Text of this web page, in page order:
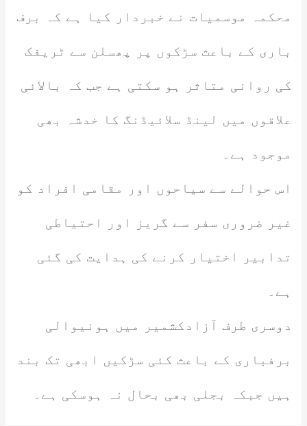
محکمہ موسمیات نے خبردار کیا ہے کہ برف
باری کے باعث سڑکوں پر پھسلن سے ٹریفک
کی روانی متاثر ہو سکتی ہے جب کہ بالائی
علاقوں میں لینڈ سلائیڈنگ کا خدشہ بھی
موجود ہے۔
اس حوالے سے سیاحوں اور مقامی افراد کو
غیر ضروری سفر سے گریز اور احتیاطی
تدابیر اختیار کرنے کی ہدایت کی گئی
ہے۔
دوسری طرف آزادکشمیر میں ہونیوالی
برفباری کے باعث کئی سڑکیں ابھی تک بند
ہیں جبکہ بجلی بھی بحال نہ ہوسکی ہے۔